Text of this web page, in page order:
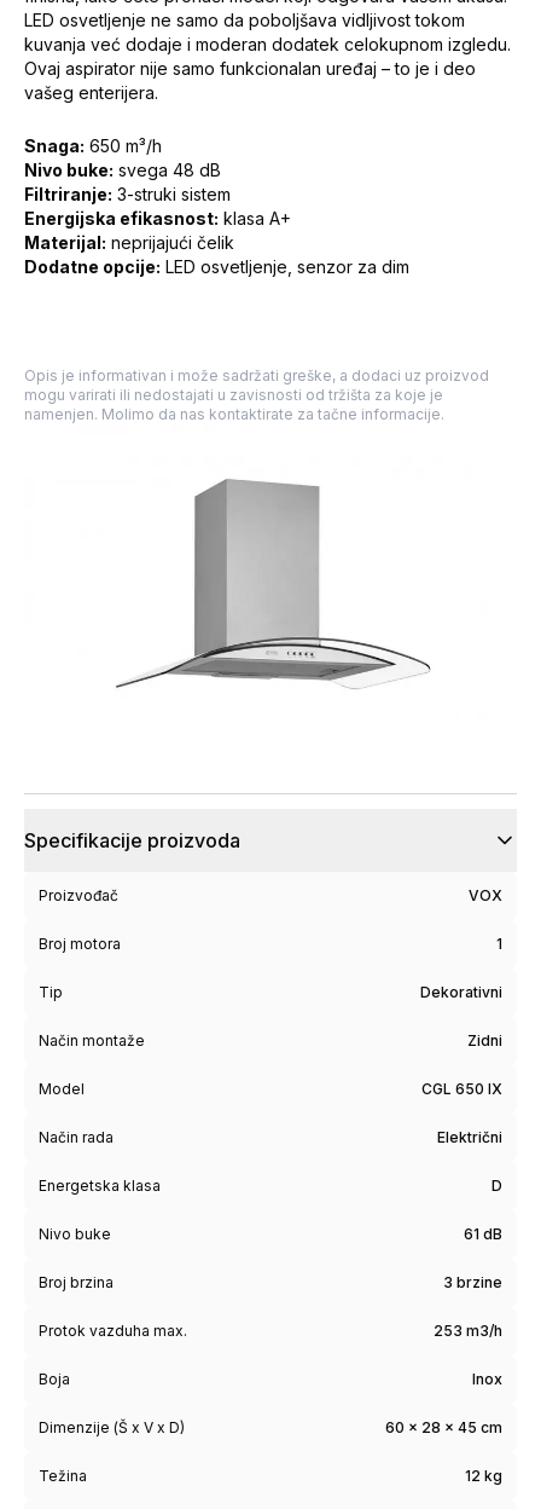
LED osvetljenje ne samo da poboljšava vidljivost tokom
kuvanja već dodaje i moderan dodatek celokupnom izgledu.
Ovaj aspirator nije samo funkcionalan uređaj – to je i deo
vašeg enterijera.
Snaga: 650 m³/h
Nivo buke: svega 48 dB
Filtriranje: 3-struki sistem
Energijska efikasnost: klasa A+
Materijal: neprijajući čelik
Dodatne opcije: LED osvetljenje, senzor za dim
Opis je informativan i može sadržati greške, a dodaci uz proizvod
mogu varirati ili nedostajati u zavisnosti od tržišta za koje je
namenjen. Molimo da nas kontaktirate za tačne informacije.
Specifikacije proizvoda
Proizvođač VOX
Broj motora 1
Tip Dekorativni
Način montaže Zidni
Model CGL 650 IX
Način rada Električni
Energetska klasa D
Nivo buke 61 dB
Broj brzina 3 brzine
Protok vazduha max. 253 m3/h
Boja Inox
Dimenzije (Š x V x D) 60 x 28 x 45 cm
Težina 12 kg